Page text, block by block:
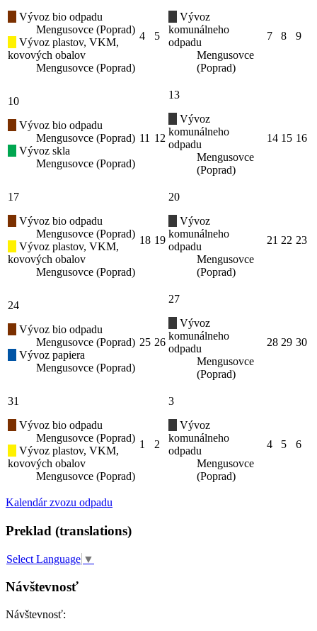
Vývoz bio odpadu
Mengusovce (Poprad)
Vývoz plastov, VKM,
kovových obalov
Mengusovce (Poprad)
4 5
Vývoz
komunálneho
odpadu
Mengusovce
(Poprad)
7 8 9
10
Vývoz bio odpadu
Mengusovce (Poprad)
Vývoz skla
Mengusovce (Poprad)
11 12
13
Vývoz
komunálneho
odpadu
Mengusovce
(Poprad)
14 15 16
17
Vývoz bio odpadu
Mengusovce (Poprad)
Vývoz plastov, VKM,
kovových obalov
Mengusovce (Poprad)
18 19
20
Vývoz
komunálneho
odpadu
Mengusovce
(Poprad)
21 22 23
24
Vývoz bio odpadu
Mengusovce (Poprad)
Vývoz papiera
Mengusovce (Poprad)
25 26
27
Vývoz
komunálneho
odpadu
Mengusovce
(Poprad)
28 29 30
31
Vývoz bio odpadu
Mengusovce (Poprad)
Vývoz plastov, VKM,
kovových obalov
Mengusovce (Poprad)
1 2
3
Vývoz
komunálneho
odpadu
Mengusovce
(Poprad)
4 5 6
Kalendár zvozu odpadu
Preklad (translations)
Select Language ▼
Návštevnosť
Návštevnosť: